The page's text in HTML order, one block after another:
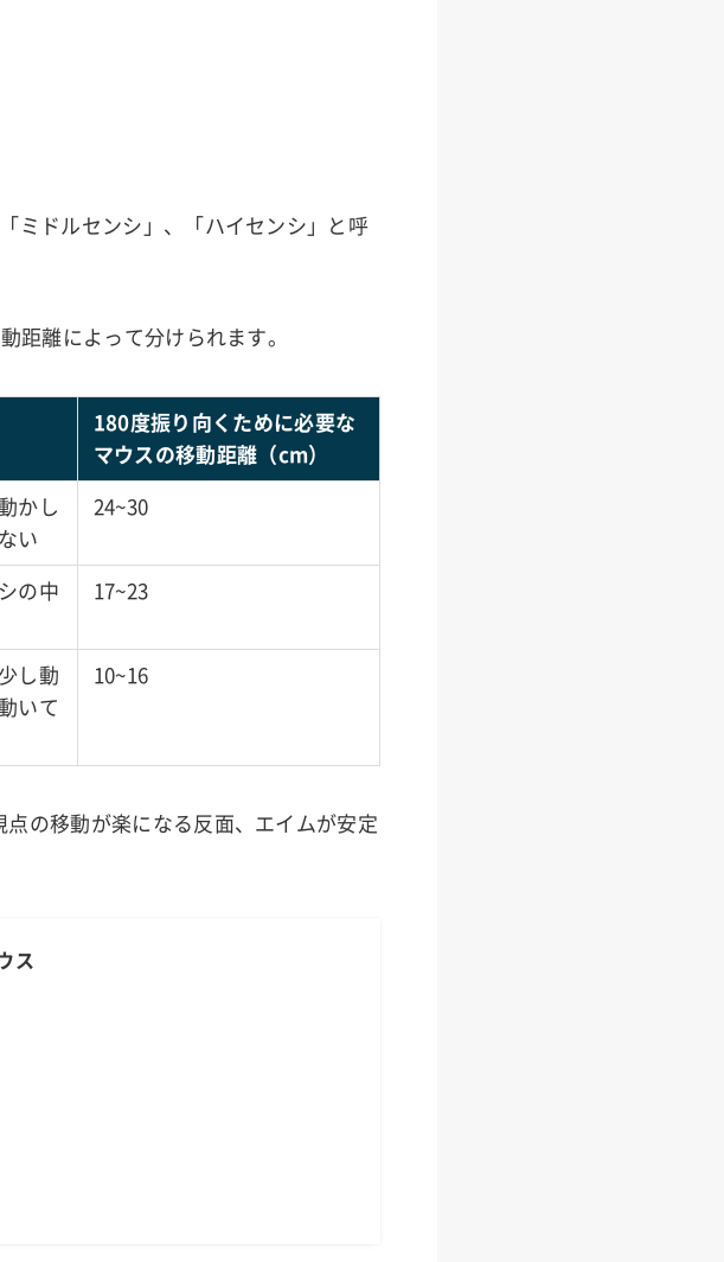
ミドルセンシ」、「ハイセンシ」と呼
距離によって分けられます。
180度振り向くために必要な
マウスの移動距離（cm）
かし
い
24~30
の中
17~23
し動
いて
10~16
の移動が楽になる反面、エイムが安定
ス